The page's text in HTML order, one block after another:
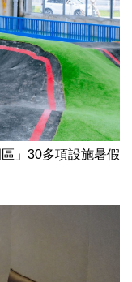
」30多項設施暑假